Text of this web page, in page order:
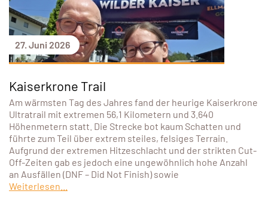
27. Juni 2026
Kaiserkrone Trail
Am wärmsten Tag des Jahres fand der heurige Kaiserkrone
Ultratrail mit extremen 56,1 Kilometern und 3.640
Höhenmetern statt. Die Strecke bot kaum Schatten und
führte zum Teil über extrem steiles, felsiges Terrain.
Aufgrund der extremen Hitzeschlacht und der strikten Cut-
Off-Zeiten gab es jedoch eine ungewöhnlich hohe Anzahl
an Ausfällen (DNF – Did Not Finish) sowie
Weiterlesen...